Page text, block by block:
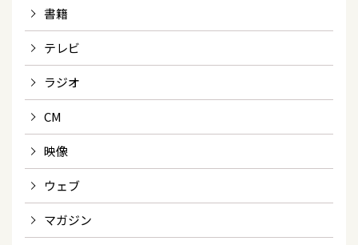
書籍
テレビ
ラジオ
CM
映像
ウェブ
マガジン